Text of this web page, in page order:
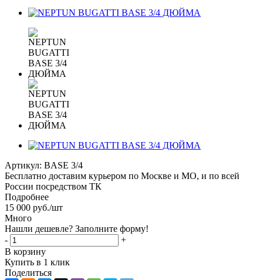
Артикул: BASE 3/4
Бесплатно доставим курьером по Москве и МО, и по всей
России посредством ТК
Подробнее
15 000 руб./шт
Много
Нашли дешевле? Заполните форму!
-
+
В корзину
Купить в 1 клик
Поделиться